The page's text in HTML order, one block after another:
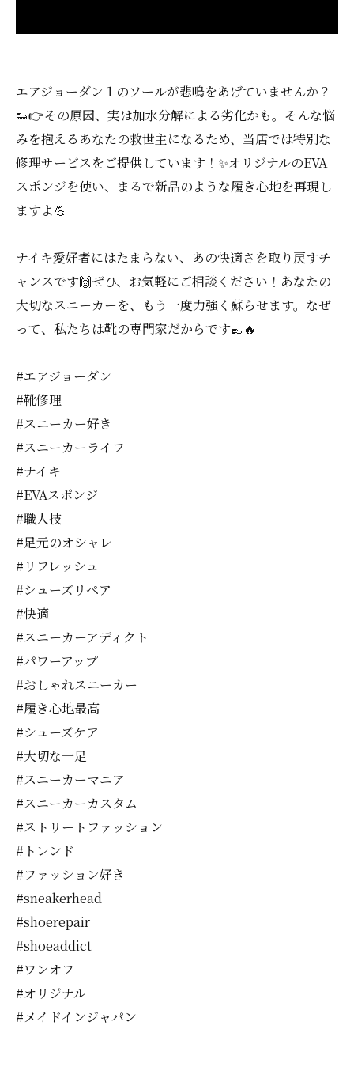
エアジョーダン１のソールが悲鳴をあげていませんか？
👟👉その原因、実は加水分解による劣化かも。そんな悩
みを抱えるあなたの救世主になるため、当店では特別な
修理サービスをご提供しています！✨オリジナルのEVA
スポンジを使い、まるで新品のような履き心地を再現し
ますよ💪
ナイキ愛好者にはたまらない、あの快適さを取り戻すチ
ャンスです🙌ぜひ、お気軽にご相談ください！あなたの
大切なスニーカーを、もう一度力強く蘇らせます。なぜ
って、私たちは靴の専門家だからです👞🔥
#エアジョーダン
#靴修理
#スニーカー好き
#スニーカーライフ
#ナイキ
#EVAスポンジ
#職人技
#足元のオシャレ
#リフレッシュ
#シューズリペア
#快適
#スニーカーアディクト
#パワーアップ
#おしゃれスニーカー
#履き心地最高
#シューズケア
#大切な一足
#スニーカーマニア
#スニーカーカスタム
#ストリートファッション
#トレンド
#ファッション好き
#sneakerhead
#shoerepair
#shoeaddict
#ワンオフ
#オリジナル
#メイドインジャパン